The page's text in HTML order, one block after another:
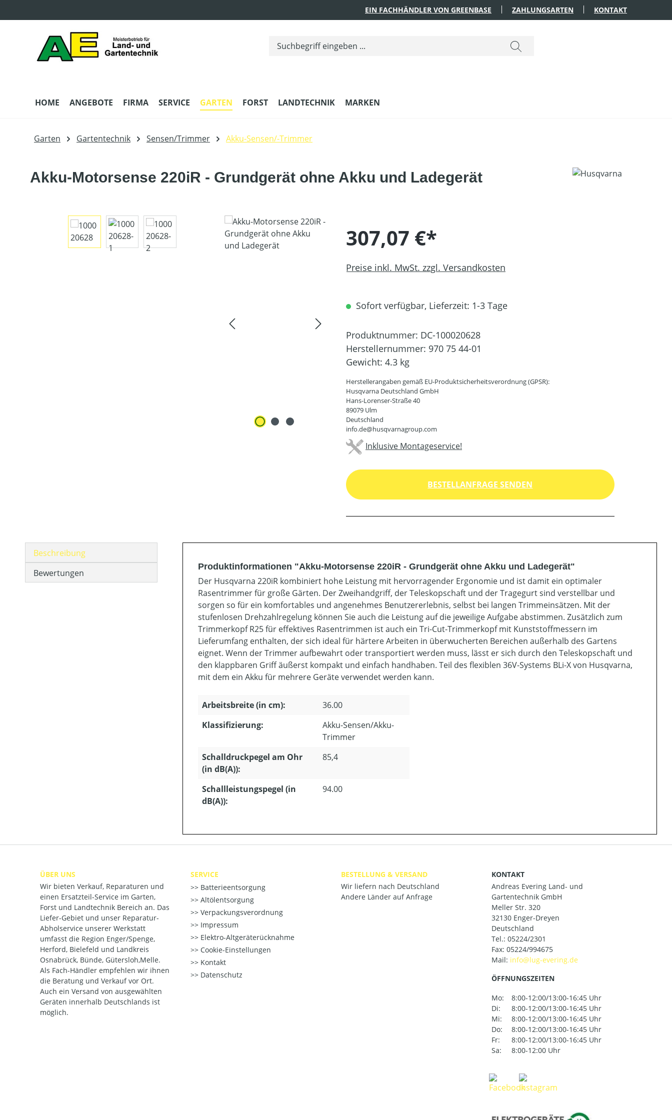
EIN FACHHÄNDLER VON GREENBASE ZAHLUNGSARTEN KONTAKT
HOME ANGEBOTE FIRMA SERVICE GARTEN FORST LANDTECHNIK MARKEN
Garten Gartentechnik Sensen/Trimmer Akku-Sensen/-Trimmer
Akku-Motorsense 220iR - Grundgerät ohne Akku und Ladegerät
Bildergalerie überspringen
307,07 €*
Preise inkl. MwSt. zzgl. Versandkosten
Sofort verfügbar, Lieferzeit: 1-3 Tage
Produktnummer: DC-100020628
Herstellernummer: 970 75 44-01
Gewicht: 4.3 kg
Herstellerangaben gemäß EU-Produktsicherheitsverordnung (GPSR):
Husqvarna Deutschland GmbH
Hans-Lorenser-Straße 40
89079 Ulm
Deutschland
info.de@husqvarnagroup.com
Inklusive Montageservice!
BESTELLANFRAGE SENDEN
Beschreibung
Bewertungen
Produktinformationen "Akku-Motorsense 220iR - Grundgerät ohne Akku und Ladegerät"
Der Husqvarna 220iR kombiniert hohe Leistung mit hervorragender Ergonomie und ist damit ein optimaler
Rasentrimmer für große Gärten. Der Zweihandgriff, der Teleskopschaft und der Tragegurt sind verstellbar und
sorgen so für ein komfortables und angenehmes Benutzererlebnis, selbst bei langen Trimmeinsätzen. Mit der
stufenlosen Drehzahlregelung können Sie auch die Leistung auf die jeweilige Aufgabe abstimmen. Zusätzlich zum
Trimmerkopf R25 für effektives Rasentrimmen ist auch ein Tri-Cut-Trimmerkopf mit Kunststoffmessern im
Lieferumfang enthalten, der sich ideal für härtere Arbeiten in überwucherten Bereichen außerhalb des Gartens
eignet. Wenn der Trimmer aufbewahrt oder transportiert werden muss, lässt er sich durch den Teleskopschaft und
den klappbaren Griff äußerst kompakt und einfach handhaben. Teil des flexiblen 36V-Systems BLi-X von Husqvarna,
mit dem ein Akku für mehrere Geräte verwendet werden kann.
Arbeitsbreite (in cm):
36.00
Klassifizierung:
Akku-Sensen/Akku-
Trimmer
Schalldruckpegel am Ohr
(in dB(A)):
85,4
Schallleistungspegel (in
dB(A)):
94.00
ÜBER UNS
Wir bieten Verkauf, Reparaturen und
einen Ersatzteil-Service im Garten,
Forst und Landtechnik Bereich an. Das
Liefer-Gebiet und unser Reparatur-
Abholservice unserer Werkstatt
umfasst die Region Enger/Spenge,
Herford, Bielefeld und Landkreis
Osnabrück, Bünde, Gütersloh,Melle.
Als Fach-Händler empfehlen wir ihnen
die Beratung und Verkauf vor Ort.
Auch ein Versand von ausgewählten
Geräten innerhalb Deutschlands ist
möglich.
SERVICE
Batterieentsorgung
Altölentsorgung
Verpackungsverordnung
Impressum
Elektro-Altgeräterücknahme
Cookie-Einstellungen
Kontakt
Datenschutz
BESTELLUNG & VERSAND
Wir liefern nach Deutschland
Andere Länder auf Anfrage
KONTAKT
Andreas Evering Land- und
Gartentechnik GmbH
Meller Str. 320
32130 Enger-Dreyen
Deutschland
Tel.: 05224/2301
Fax: 05224/994675
Mail:
ÖFFNUNGSZEITEN
Mo:
8:00-12:00/13:00-16:45 Uhr
Di:
8:00-12:00/13:00-16:45 Uhr
Mi:
8:00-12:00/13:00-16:45 Uhr
Do:
8:00-12:00/13:00-16:45 Uhr
Fr:
8:00-12:00/13:00-16:45 Uhr
Sa:
8:00-12:00 Uhr